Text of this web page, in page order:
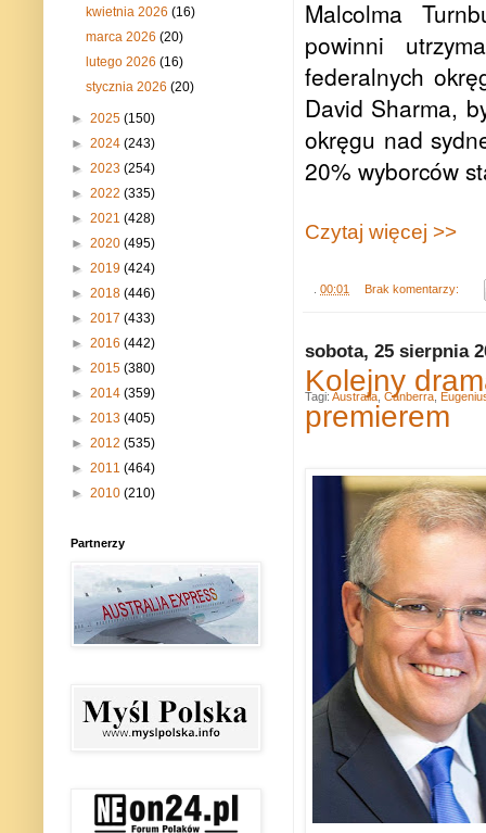
Malcolma
powinni
federalnych
David Sharma,
okręgu nad
20% wyborców
Czytaj więcej >>
00:01 Brak komentarzy:
sobota, 25 sierpnia
Kolejny
premierem
Tagi: Australia Canberra
kwietnia 2026(16)
marca 2026(20)
lutego 2026(16)
stycznia 2026(20)
► 2025 (150)
► 2024 (243)
► 2023 (254)
► 2022 (335)
► 2021 (428)
► 2020 (495)
► 2019 (424)
► 2018 (446)
► 2017 (433)
► 2016 (442)
► 2015 (380)
► 2014 (359)
► 2013 (405)
► 2012 (535)
► 2011 (464)
► 2010 (210)
Partnerzy